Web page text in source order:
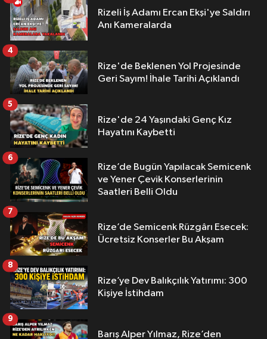
Rizeli İş Adamı Ercan Ekşi'ye Saldırı
Anı Kameralarda
Rize'de Beklenen Yol Projesinde
Geri Sayım! İhale Tarihi Açıklandı
4
Rize'de 24 Yaşındaki Genç Kız
Hayatını Kaybetti
5
Rize’de Bugün Yapılacak Semicenk
ve Yener Çevik Konserlerinin
Saatleri Belli Oldu
6
Rize’de Semicenk Rüzgârı Esecek:
Ücretsiz Konserler Bu Akşam
7
Rize’ye Dev Balıkçılık Yatırımı: 300
Kişiye İstihdam
8
Barış Alper Yılmaz, Rize’den
9